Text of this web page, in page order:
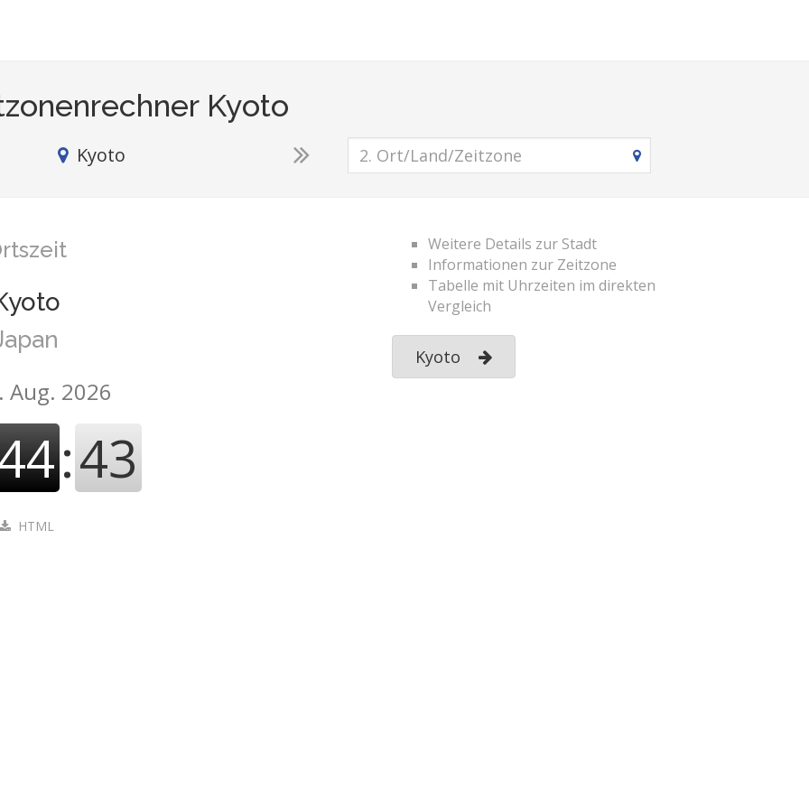
Kyoto
Kyoto
Aug. 2026
:43
HTML
Weitere Details zur Stadt
Informationen zur Zeitzone
Tabelle mit Uhrzeiten im direkten
Vergleich
Kyoto